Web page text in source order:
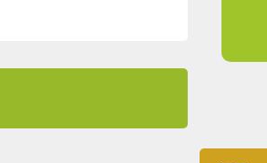
ДАЧНОМ УЧАСТКЕ